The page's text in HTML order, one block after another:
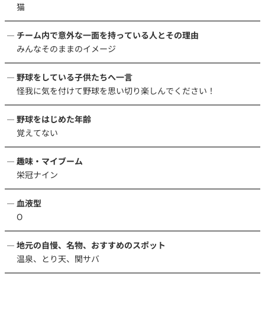
猫
チーム内で意外な一面を持っている人とその理由
みんなそのままのイメージ
野球をしている子供たちへ一言
怪我に気を付けて野球を思い切り楽しんでください！
野球をはじめた年齢
覚えてない
趣味・マイブーム
栄冠ナイン
血液型
O
地元の自慢、名物、おすすめのスポット
温泉、とり天、関サバ